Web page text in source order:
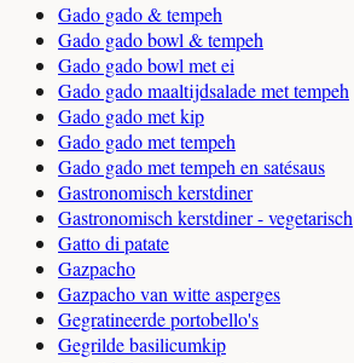
Gado gado & tempeh
Gado gado bowl & tempeh
Gado gado bowl met ei
Gado gado maaltijdsalade met tempeh
Gado gado met kip
Gado gado met tempeh
Gado gado met tempeh en satésaus
Gastronomisch kerstdiner
Gastronomisch kerstdiner - vegetarisch
Gatto di patate
Gazpacho
Gazpacho van witte asperges
Gegratineerde portobello's
Gegrilde basilicumkip